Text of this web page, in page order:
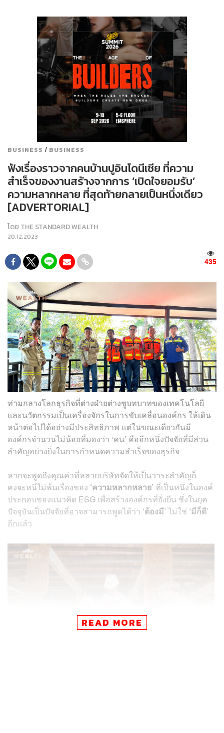
BUSINESS / BUSINESS
ฟังเรื่องราวจากคนบ้านปูอินโดนีเซีย ที่ความ
สำเร็จของงานสร้างจากการ ‘เปิดใจยอมรับ’
ความหลากหลาย ที่สุดท้ายกลายเป็นหนึ่งเดียว
[ADVERTORIAL]
โดย THE STANDARD WEALTH
20.12.2023
435
ท่ามกลางโลกธุรกิจที่ต่างฝ่ายต่างชูบทบาทของเทคโนโลยี
และนวัตกรรมเป็นเครื่องจักรในการขับเคลื่อนองค์กร ให้เดิน
หน้าต่อไปได้อย่างมีประสิทธิภาพ แต่ในขณะเดียวกันมี
องค์กรจำนวนไม่น้อยที่มองว่า ‘คน’ คืออีกหนึ่งปัจจัยที่มีส่วน
สำคัญอย่างยิ่งในการกำหนดความสำเร็จของธุรกิจ
หากจะพูดถึงคุณค่าที่หลายบริษัทจัดให้เป็นวาระสำคัญก็
คงจะหนีไม่พ้นเรื่องของ ‘ความหลากหลาย’ ที่เป็นหนึ่งในองค์
ประกอบของแนวคิด ESG เพื่อสร้างองค์กรที่ยั่งยืน ซึ่งในยุค
ปัจจุบันเป็นปัจจัยที่อาจสามารถพูดได้ว่า ‘ต้องมี’ไม่ใช่ ‘มีก็ดี’
อีกแล้ว
READ MORE